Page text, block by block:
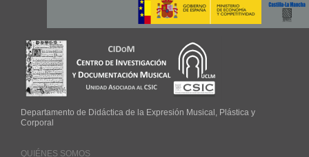
Departamento de Didáctica de la Expresión Musical, Plástica y
Corporal
QUIÉNES SOMOS